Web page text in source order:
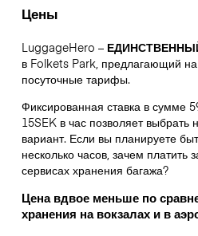
Цены
LuggageHero –
в Folkets Park, предлагающий
посуточные тарифы.
Фиксированная ставка в сумме
15SEK в час позволяет
вариант. Если вы планируете
несколько часов, зачем платить
сервисах хранения багажа?
Цена вдвое меньше по
хранения на вокзалах и в